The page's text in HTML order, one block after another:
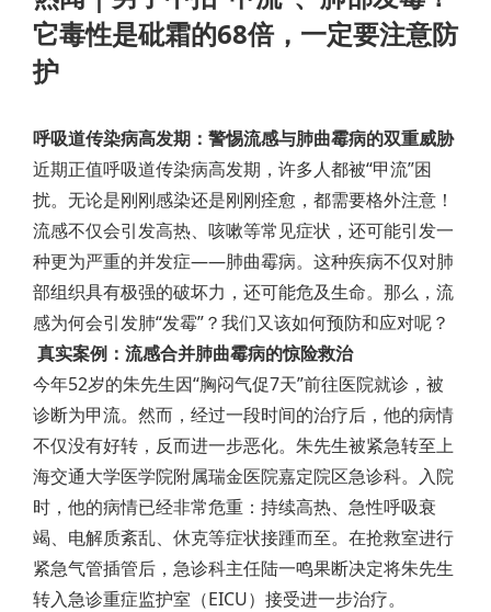
它毒性是砒霜的68倍，一定要注意防
护
呼吸道传染病高发期：警惕流感与肺曲霉病的双重威胁
近期正值呼吸道传染病高发期，许多人都被“甲流”困
扰。无论是刚刚感染还是刚刚痊愈，都需要格外注意！
流感不仅会引发高热、咳嗽等常见症状，还可能引发一
种更为严重的并发症——肺曲霉病。这种疾病不仅对肺
部组织具有极强的破坏力，还可能危及生命。那么，流
感为何会引发肺“发霉”？我们又该如何预防和应对呢？
真实案例：流感合并肺曲霉病的惊险救治
今年52岁的朱先生因“胸闷气促7天”前往医院就诊，被
诊断为甲流。然而，经过一段时间的治疗后，他的病情
不仅没有好转，反而进一步恶化。朱先生被紧急转至上
海交通大学医学院附属瑞金医院嘉定院区急诊科。入院
时，他的病情已经非常危重：持续高热、急性呼吸衰
竭、电解质紊乱、休克等症状接踵而至。在抢救室进行
紧急气管插管后，急诊科主任陆一鸣果断决定将朱先生
转入急诊重症监护室（EICU）接受进一步治疗。